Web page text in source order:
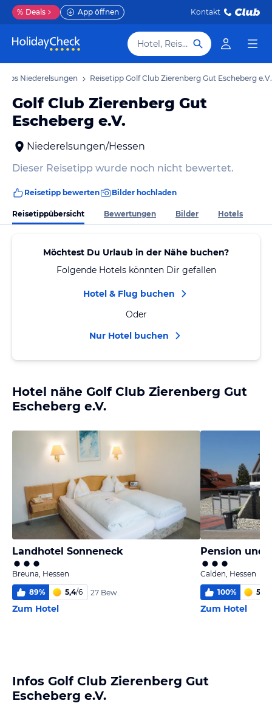
% Deals App öffnen Kontakt
Hotel, Reiseziel
Niederelsungen Reisetipp Golf Club Zierenberg Gut Escheberg e.V.
Golf Club Zierenberg Gut
Escheberg e.V.
Niederelsungen/Hessen
Dieser Reisetipp wurde noch nicht bewertet.
Reisetipp bewerten Bilder hochladen
Reisetippübersicht Bewertungen Bilder Hotels
Möchtest Du Urlaub in der Nähe buchen?
Folgende Hotels könnten Dir gefallen
Hotel & Flug buchen
Oder
Nur Hotel buchen
Hotel nähe Golf Club Zierenberg Gut
Escheberg e.V.
Landhotel Sonneneck
Breuna, Hessen
89% 5,4/6 27 Bew.
Zum Hotel
Calden, Hessen
100% 5,0
Zum Hotel
Infos Golf Club Zierenberg Gut
Escheberg e.V.